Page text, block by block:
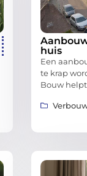
huis
Een
te krap
Bouw